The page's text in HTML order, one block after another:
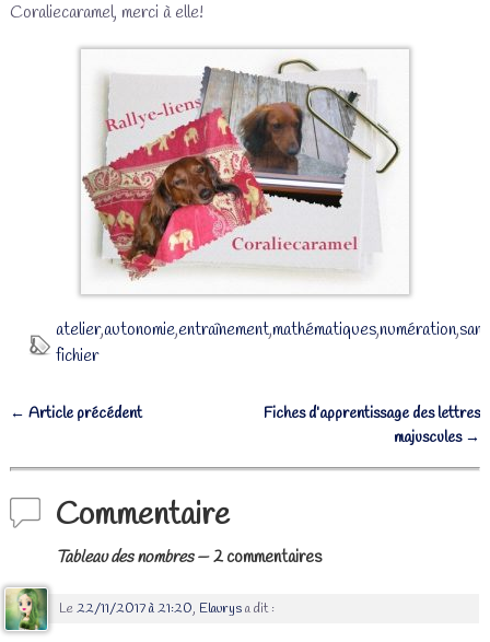
Coraliecaramel, merci à elle!
atelier,autonomie,entraînement,mathématiques,numération,sans
fichier
← Article précédent
Fiches d’apprentissage des lettres
majuscules →
Commentaire
Tableau des nombres— 2 commentaires
Le22/11/2017 à 21:20, Elaurysa dit :